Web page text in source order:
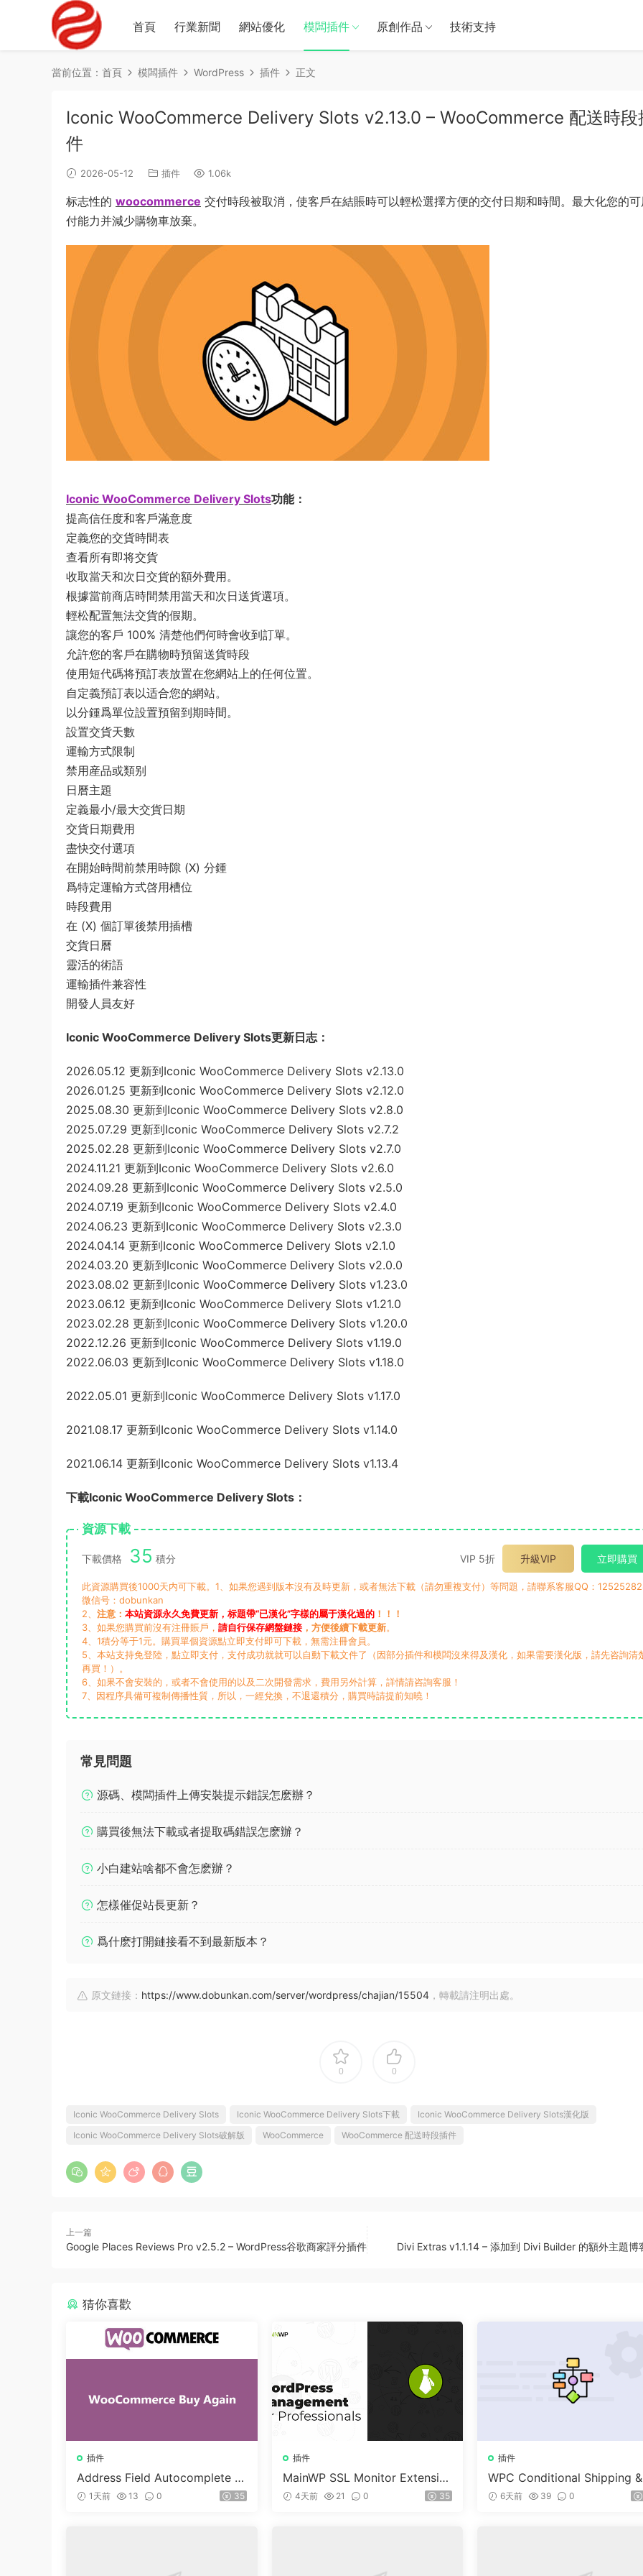
首頁 行業新聞 網站優化 模闆插件 原創作品 技術支持
當前位置： 首頁 模闆插件 WordPress 插件 正文
Iconic WooCommerce Delivery Slots v2.13.0 – WooCommerce 配送時段
件
2026-05-12 插件 1.06k
标志性的 woocommerce 交付時段被取消，使客戶在結賬時可以輕松選擇方便的交付日期和時間。最大化您的
付能力并減少購物車放棄。
Iconic WooCommerce Delivery Slots功能：
提高信任度和客戶滿意度
定義您的交貨時間表
查看所有即将交貨
收取當天和次日交貨的額外費用。
根據當前商店時間禁用當天和次日送貨選項。
輕松配置無法交貨的假期。
讓您的客戶 100% 清楚他們何時會收到訂單。
允許您的客戶在購物時預留送貨時段
使用短代碼将預訂表放置在您網站上的任何位置。
自定義預訂表以适合您的網站。
以分鍾爲單位設置預留到期時間。
設置交貨天數
運輸方式限制
禁用産品或類别
日曆主題
定義最小/最大交貨日期
交貨日期費用
盡快交付選項
在開始時間前禁用時隙 (X) 分鍾
爲特定運輸方式啓用槽位
時段費用
在 (X) 個訂單後禁用插槽
交貨日曆
靈活的術語
運輸插件兼容性
開發人員友好
Iconic WooCommerce Delivery Slots更新日志：
2026.05.12 更新到Iconic WooCommerce Delivery Slots v2.13.0
2026.01.25 更新到Iconic WooCommerce Delivery Slots v2.12.0
2025.08.30 更新到Iconic WooCommerce Delivery Slots v2.8.0
2025.07.29 更新到Iconic WooCommerce Delivery Slots v2.7.2
2025.02.28 更新到Iconic WooCommerce Delivery Slots v2.7.0
2024.11.21 更新到Iconic WooCommerce Delivery Slots v2.6.0
2024.09.28 更新到Iconic WooCommerce Delivery Slots v2.5.0
2024.07.19 更新到Iconic WooCommerce Delivery Slots v2.4.0
2024.06.23 更新到Iconic WooCommerce Delivery Slots v2.3.0
2024.04.14 更新到Iconic WooCommerce Delivery Slots v2.1.0
2024.03.20 更新到Iconic WooCommerce Delivery Slots v2.0.0
2023.08.02 更新到Iconic WooCommerce Delivery Slots v1.23.0
2023.06.12 更新到Iconic WooCommerce Delivery Slots v1.21.0
2023.02.28 更新到Iconic WooCommerce Delivery Slots v1.20.0
2022.12.26 更新到Iconic WooCommerce Delivery Slots v1.19.0
2022.06.03 更新到Iconic WooCommerce Delivery Slots v1.18.0
2022.05.01 更新到Iconic WooCommerce Delivery Slots v1.17.0
2021.08.17 更新到Iconic WooCommerce Delivery Slots v1.14.0
2021.06.14 更新到Iconic WooCommerce Delivery Slots v1.13.4
下載Iconic WooCommerce Delivery Slots：
資源下載
下載價格 35 積分 VIP 5折 升級VIP 立即購買
此資源購買後1000天内可下載。1、如果您遇到版本沒有及時更新，或者無法下載（請勿重複支付）等問題，請聯系客服QQ：
微信号：dobunkan
2、 注意： 本站資源永久免費更新，标題帶“已漢化”字樣的屬于漢化過的 ！！！
3、如果您購買前沒有注冊賬戶， 請自行保存網盤鏈接 ，方便後續下載更新。
4、1積分等于1元。購買單個資源點立即支付即可下載，無需注冊會員。
5、本站支持免登陸，點立即支付，支付成功就就可以自動下載文件了（因部分插件和模闆沒來得及漢化，如果需要漢化版，請先咨詢清
再買！）。
6、如果不會安裝的，或者不會使用的以及二次開發需求，費用另外計算，詳情請咨詢客服！
7、因程序具備可複制傳播性質，所以，一經兌換，不退還積分，購買時請提前知曉！
常見問題
源碼、模闆插件上傳安裝提示錯誤怎麽辦？
購買後無法下載或者提取碼錯誤怎麽辦？
小白建站啥都不會怎麽辦？
怎樣催促站長更新？
爲什麽打開鏈接看不到最新版本？
原文鏈接： https://www.dobunkan.com/server/wordpress/chajian/15504 ，轉載請注明出處。
0 0
Iconic WooCommerce Delivery Slots Iconic WooCommerce Delivery Slots下載
Iconic WooCommerce Delivery Slots漢化版
Iconic WooCommerce Delivery Slots破解版
WooCommerce WooCommerce 配送時段插件
上一篇
Google Places Reviews Pro v2.5.2 – WordPress谷歌商家評分插件 Divi Extras v1.1.14 – 添加到 Divi Builder 的額外主題博
猜你喜歡
插件
Address Field Autocomplete F
or WooCommerce v1.3.2
1天前 13 0 35
插件
MainWP SSL Monitor Extensio
n v5.2
4天前 21 0 35
插件
WPC Conditional Shipping
ayments (Premium) v1.0.2
6天前 39 0